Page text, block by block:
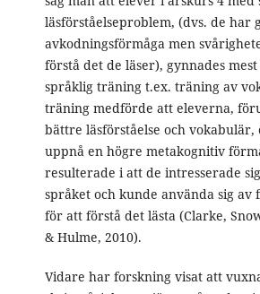
läsförståelseproblem, (dvs. de har
avkodningsförmåga men
förstå det de läser), gynnades
språklig träning t.ex. träning av
träning medförde att eleverna,
bättre läsförståelse och vokabulär,
uppnå en högre metakognitiv
resulterade i att de intresserade
språket och kunde använda sig av
för att förstå det lästa (Clarke,
& Hulme, 2010).
Vidare har forskning visat att